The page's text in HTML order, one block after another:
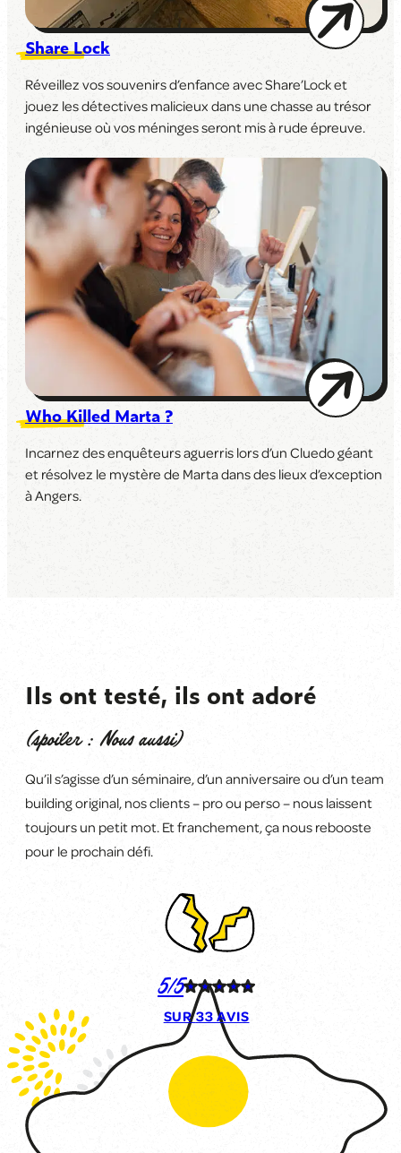
Share Lock
Réveillez vos souvenirs d’enfance avec Share’Lock et
jouez les détectives malicieux dans une chasse au trésor
ingénieuse où vos méninges seront mis à rude épreuve.
Who Killed Marta ?
Incarnez des enquêteurs aguerris lors d’un Cluedo géant
et résolvez le mystère de Marta dans des lieux d’exception
à Angers.
Ils ont testé, ils ont adoré
(spoiler : Nous aussi)
Qu’il s’agisse d’un séminaire, d’un anniversaire ou d’un team
building original, nos clients– pro ou perso– nous laissent
toujours un petit mot. Et franchement, ça nous rebooste
pour le prochain défi.
5/5
SUR33 AVIS